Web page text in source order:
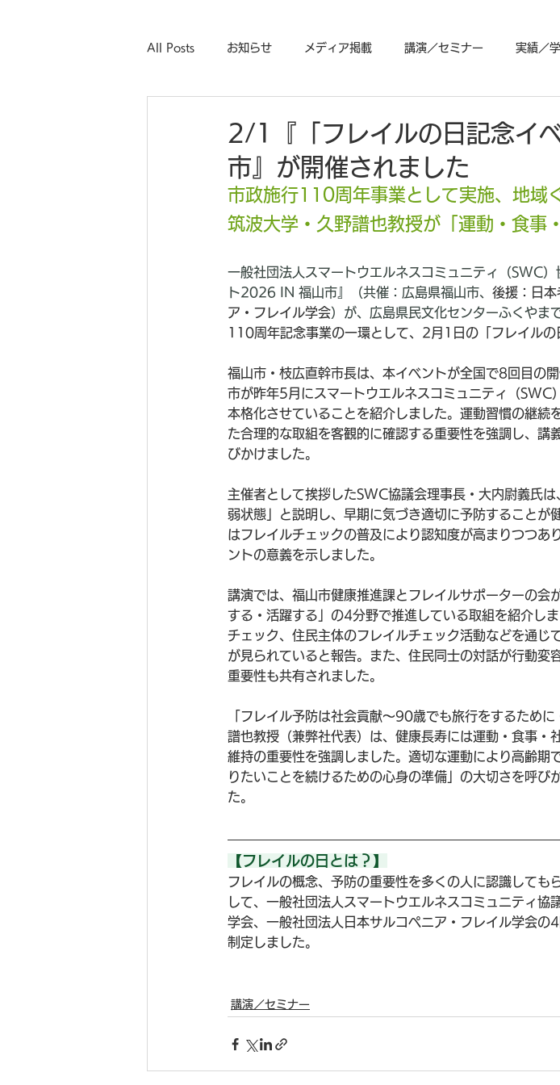
All Posts お知らせ メディア掲載 講演／セミナー 実績／
2/1『「フレイルの日記念イ
市』が開催されました
市政施行110周年事業として実施、地域
筑波大学・久野譜也教授が「運動・食事
一般社団法人スマートウエルネスコミュニティ（SWC
ト2026 IN 福山市』（共催：広島県福山市、 後援：日
ア・フレイル学会）が、広島県民文化センターふくやま
110周年記念事業の一環として、2月1日の「フレイルの
福山市・枝広直幹市長は、本イベントが全国で8回目の
市が昨年5月にスマートウエルネスコミュニティ（SWC
本格化させていることを紹介しました。運動習慣の継続
た合理的な取組を客観的に確認する重要性を強調し、講
びかけました。
主催者として挨拶したSWC協議会理事長・大内尉義氏
弱状態」と説明し、早期に気づき適切に予防することが
はフレイルチェックの普及により認知度が高まりつつあ
ントの意義を示しました。
講演では、福山市健康推進課とフレイルサポーターの会
する・活躍する」の4分野で推進している取組を紹介し
チェック、住民主体のフレイルチェック活動などを通じ
が見られていると報告。また、住民同士の対話が行動変
重要性も共有されました。
「フレイル予防は社会貢献～90歳でも旅行をするため
譜也教授（兼弊社代表）は、健康長寿には運動・食事・
維持の重要性を強調しました。適切な運動により高齢期
りたいことを続けるための心身の準備」の大切さを呼び
た。
【フレイルの日とは？】
フレイルの概念、予防の重要性を多くの人に認識しても
して、一般社団法人スマートウエルネスコミュニティ協
学会、一般社団法人日本サルコペニア・フレイル学会
制定しました。
講演／セミナー